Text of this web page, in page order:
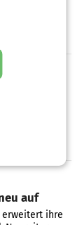
der
der
Die
bei EY
bei EY
auf
erweitert ihre